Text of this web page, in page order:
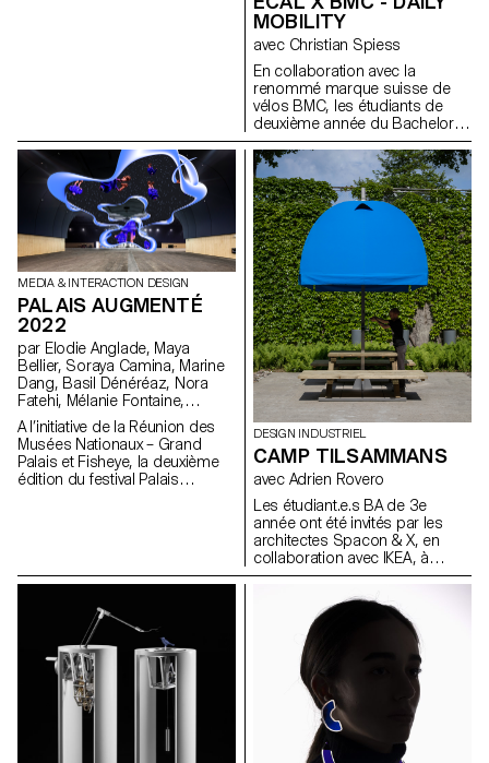
musique ou l’horlogerie.
d’une montre) ; Collaborations
sur des projets d’expositions ;
Collaboration sur des projets
de recherches (publications,
MOBILITY
avec Christian Spiess
En collaboration avec la
renommé marque suisse de
vélos BMC, les étudiants de
deuxième année du Bachelor
en design industriel, sous la
direction de Stéphane Halmaï-
Voisard, responsable du
programme, et de Christian
Spiess, designer suisse et
passionné de vélo, présentent
une collection d'accessoires
pratiques et colorés pour les
trajets quotidiens en vélo.
MEDIA & INTERACTION DESIGN
PALAIS AUGMENTÉ
2022
par Elodie Anglade, Maya
Bellier, Soraya Camina, Marine
Dang, Basil Dénéréaz, Nora
Fatehi, Mélanie Fontaine,
Sébastien Galera Larios, Evan
Kelly, Jamy Herrmann, Bogdan
Nastase, Michael Pica, Jorge
Reis, Nathanaël Vianin, Julie
Ryser
A l’initiative de la Réunion des
Musées Nationaux – Grand
Palais et Fisheye, la deuxième
édition du festival Palais
sera représenté à plusieurs
DESIGN INDUSTRIEL
CAMP TILSAMMANS
avec Adrien Rovero
Les étudiant.e.s BA de 3e
année ont été invités par les
architectes Spacon & X, en
collaboration avec IKEA, à
concevoir un abri pour un
événement à Helsingborg, en
Suède. Cet abri fait partie du
camp Tillsammans ("Tous
ensemble"). L'objectif était de
concevoir une
microarchitecture qui réponde
aux préoccupations actuelles,
favorise les interactions
sociales et offre une expérience
de vie unique.